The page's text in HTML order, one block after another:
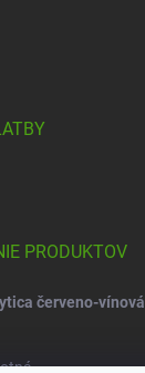
PRODUKTOV
červeno-vínová